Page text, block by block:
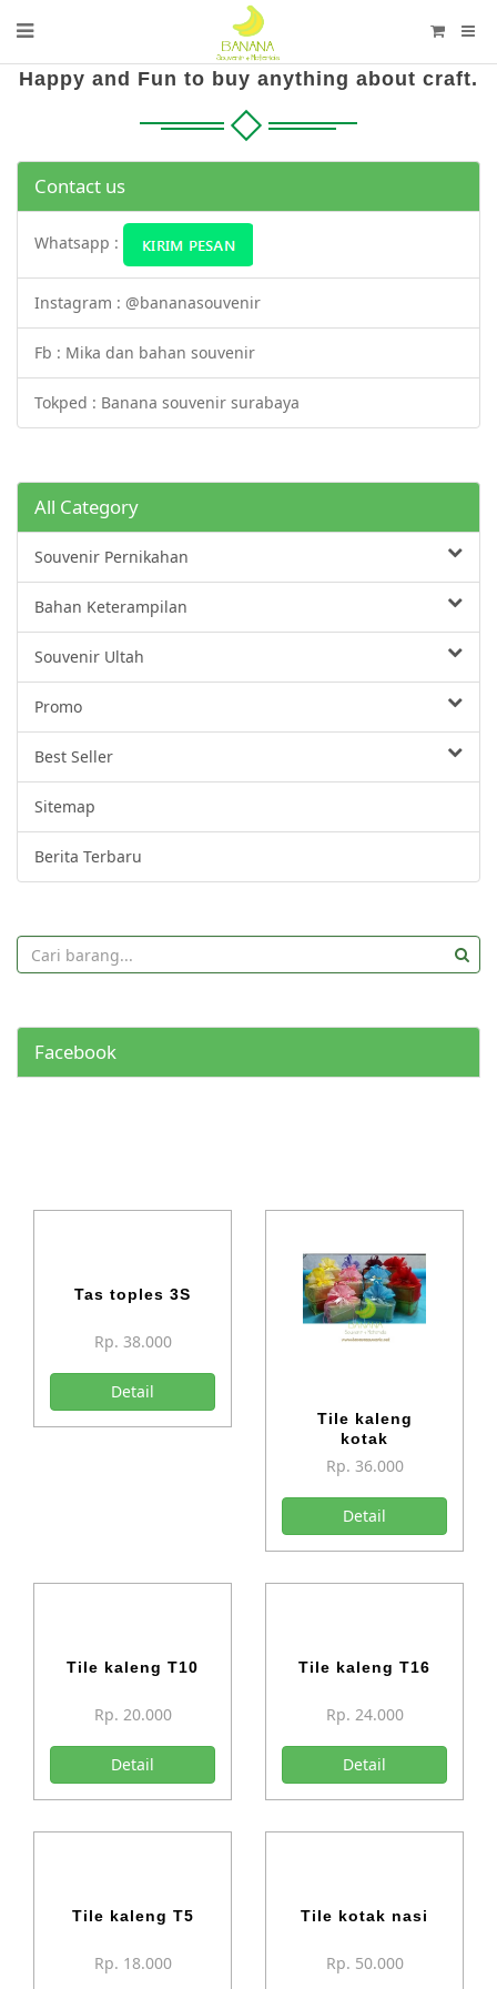
Happy and Fun to buy anything about craft.
Contact us
Whatsapp :
Instagram : @bananasouvenir
Fb : Mika dan bahan souvenir
Tokped : Banana souvenir surabaya
All Category
Souvenir Pernikahan
Bahan Keterampilan
Souvenir Ultah
Promo
Best Seller
Sitemap
Berita Terbaru
Facebook
Tas toples 3S
Rp. 38.000
Detail
Tile kaleng
kotak
Rp. 36.000
Detail
Tile kaleng T10
Rp. 20.000
Detail
Tile kaleng T16
Rp. 24.000
Detail
Tile kaleng T5
Rp. 18.000
Tile kotak nasi
Rp. 50.000